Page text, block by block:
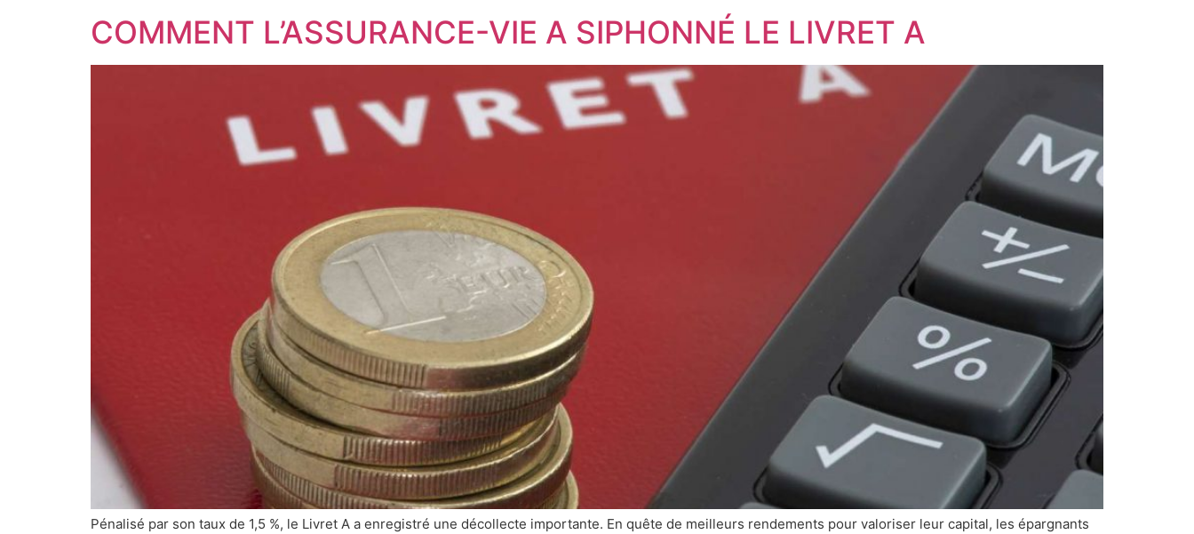
COMMENT L’ASSURANCE-VIE A SIPHONNÉ LE LIVRET A
Pénalisé par son taux de 1,5 %, le Livret A a enregistré une décollecte importante. En quête de meilleurs rendements pour valoriser leur capital, les épargnants